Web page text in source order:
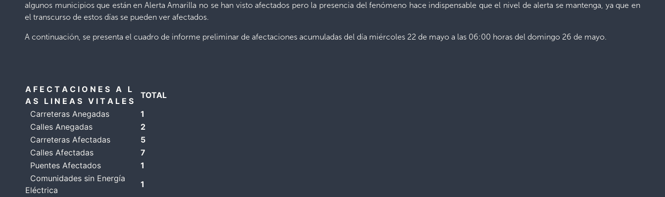
algunos municipios que están en Alerta Amarilla no se han visto afectados pero la presencia del fenómeno hace indispensable que el nivel de alerta se mantenga, ya que en
el transcurso de estos días se pueden ver afectados.
A continuación, se presenta el cuadro de informe preliminar de afectaciones acumuladas del día miércoles 22 de mayo a las 06:00 horas del domingo 26 de mayo.
A F E C T A C I O N E S A L
A S L I N E A S V I T A L E S
TOTAL
Carreteras Anegadas
1
Calles Anegadas
2
Carreteras Afectadas
5
Calles Afectadas
7
Puentes Afectados
1
Comunidades sin Energía
Eléctrica
1